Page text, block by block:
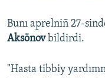
RFE/RS bütün
Bunı aprelniñ 27-
Aksönov bildirdi.
"Hasta tibbiy